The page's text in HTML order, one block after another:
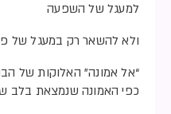
למעגל של השפעה
ולא להשאר רק במעגל של
“אל אמונה” האלוקות של
כפי האמונה שנמצאת בלב